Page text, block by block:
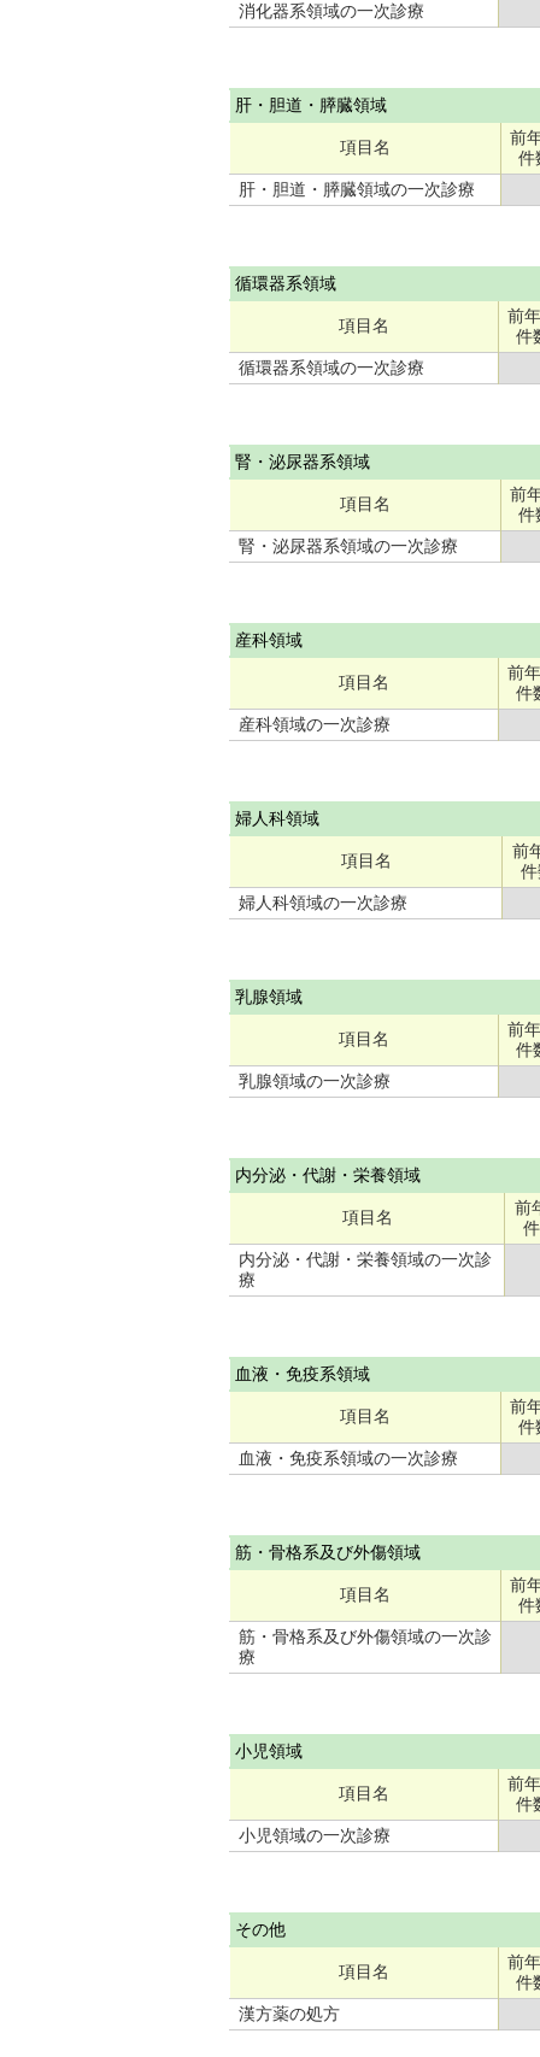
消化器系領域の一次診療
肝・胆道・膵臓領域
項目名
前
件
肝・胆道・膵臓領域の一次診療
循環器系領域
項目名
前
件
循環器系領域の一次診療
腎・泌尿器系領域
項目名
前
件
腎・泌尿器系領域の一次診療
産科領域
項目名
前
件
産科領域の一次診療
婦人科領域
項目名
前
婦人科領域の一次診療
乳腺領域
項目名
前
件
乳腺領域の一次診療
内分泌・代謝・栄養領域
項目名
前
内分泌・代謝・栄養領域の一次診
療
血液・免疫系領域
項目名
前
件
血液・免疫系領域の一次診療
筋・骨格系及び外傷領域
項目名
前
件
筋・骨格系及び外傷領域の一次診
療
小児領域
項目名
前
件
小児領域の一次診療
その他
項目名
前
件
漢方薬の処方